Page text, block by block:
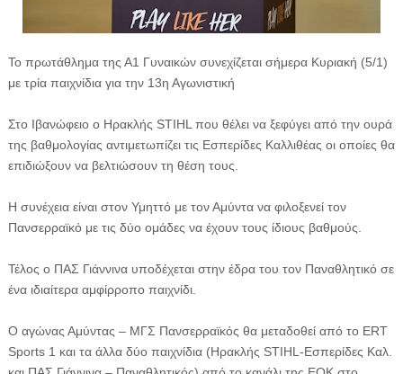
Το πρωτάθλημα της Α1 Γυναικών συνεχίζεται σήμερα Κυριακή (5/1)
με τρία παιχνίδια για την 13η Αγωνιστική
Στο Ιβανώφειο ο Ηρακλής STIHL που θέλει να ξεφύγει από την ουρά
της βαθμολογίας αντιμετωπίζει τις Εσπερίδες Καλλιθέας οι οποίες θα
επιδιώξουν να βελτιώσουν τη θέση τους.
Η συνέχεια είναι στον Υμηττό με τον Αμύντα να φιλοξενεί τον
Πανσερραϊκό με τις δύο ομάδες να έχουν τους ίδιους βαθμούς.
Τέλος ο ΠΑΣ Γιάννινα υποδέχεται στην έδρα του τον Παναθλητικό σε
ένα ιδιαίτερα αμφίρροπο παιχνίδι.
Ο αγώνας Αμύντας – ΜΓΣ Πανσερραϊκός θα μεταδοθεί από το ERT
Sports 1 και τα άλλα δύο παιχνίδια (Ηρακλής STIHL-Εσπερίδες Καλ.